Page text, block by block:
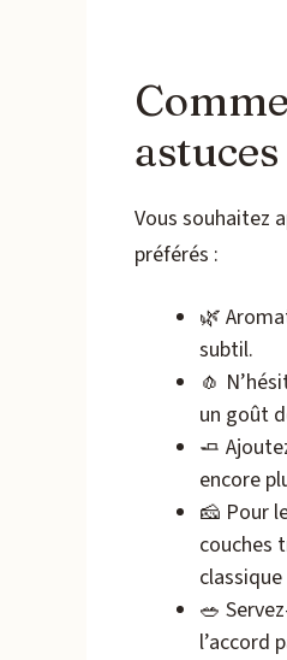
Vous souhaitez
préférés :
🌿
subtil.
🧄
un goût
🧈
encore
🧀 Pour
couches
🥗
l’accord